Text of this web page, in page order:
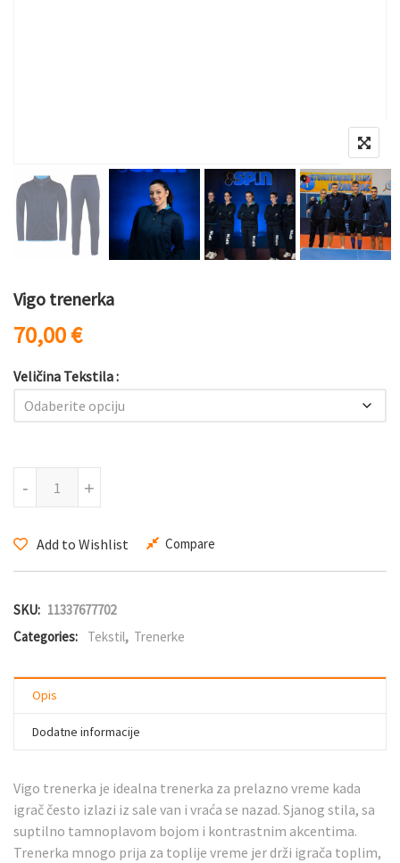
Vigo trenerka
70,00€
Veličina Tekstila
+
-
Add to Wishlist Compare
SKU: 11337677702
Categories:
Tekstil, Trenerke
Opis
Dodatne informacije
Vigo trenerka je idealna trenerka za prelazno vreme kada
igrač često izlazi iz sale van i vraća se nazad. Sjanog stila, sa
suptilno tamnoplavom bojom i kontrastnim akcentima.
Trenerka mnogo prija za toplije vreme jer drži igrača toplim,